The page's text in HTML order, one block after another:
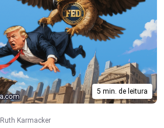
5 min. de leitura
Ruth Karmacker